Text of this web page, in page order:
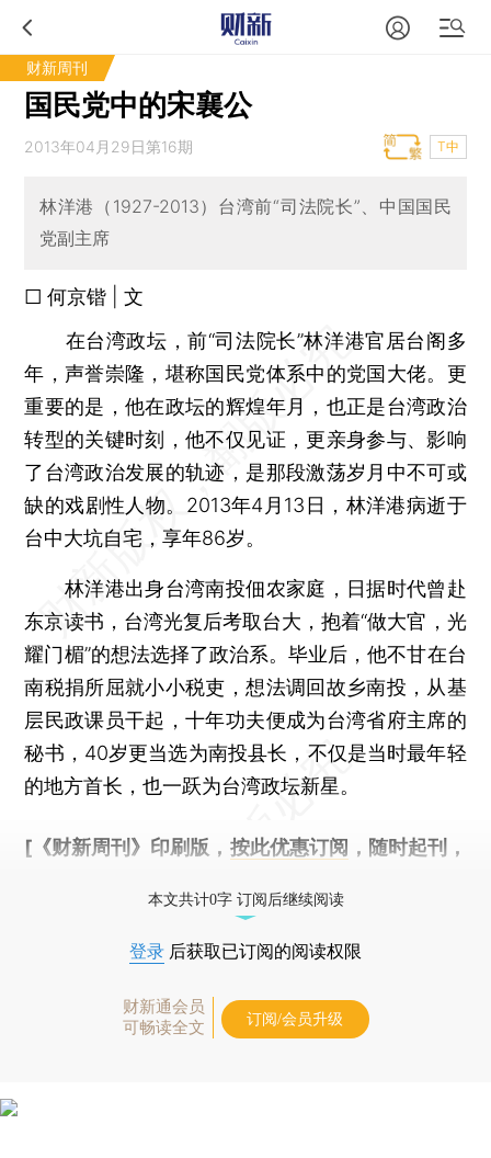
财新周刊
国民党中的宋襄公
2013年04月29日第16期 T中
林洋港（1927-2013）台湾前“司法院长”、中国国民
党副主席
□ 何京锴 | 文
在台湾政坛，前“司法院长”林洋港官居台阁多
年，声誉崇隆，堪称国民党体系中的党国大佬。更
重要的是，他在政坛的辉煌年月，也正是台湾政治
转型的关键时刻，他不仅见证，更亲身参与、影响
了台湾政治发展的轨迹，是那段激荡岁月中不可或
缺的戏剧性人物。2013年4月13日，林洋港病逝于
台中大坑自宅，享年86岁。
林洋港出身台湾南投佃农家庭，日据时代曾赴
东京读书，台湾光复后考取台大，抱着“做大官，光
耀门楣”的想法选择了政治系。毕业后，他不甘在台
南税捐所屈就小小税吏，想法调回故乡南投，从基
层民政课员干起，十年功夫便成为台湾省府主席的
秘书，40岁更当选为南投县长，不仅是当时最年轻
的地方首长，也一跃为台湾政坛新星。
[《财新周刊》印刷版， 按此优惠订阅 ，随时起刊，
本文共计0字 订阅后继续阅读
登录 后获取已订阅的阅读权限
财新通会员
可畅读全文
订阅/会员升级